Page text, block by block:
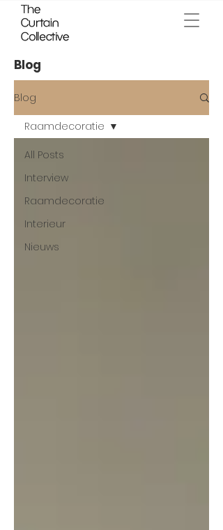
Blog
Blog
All Posts
Interview
Raamdecoratie
Interieur
Nieuws
Raamdecoratie